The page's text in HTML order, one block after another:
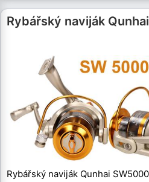
Rybářský naviják
Rybářský naviják Qunhai